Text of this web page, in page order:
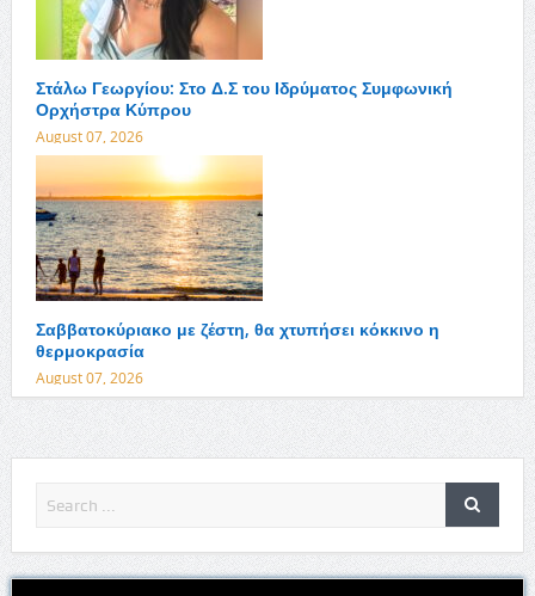
Στάλω Γεωργίου: Στο Δ.Σ του Ιδρύματος Συμφωνική
Ορχήστρα Κύπρου
August 07, 2026
Σαββατοκύριακο με ζέστη, θα χτυπήσει κόκκινο η
θερμοκρασία
August 07, 2026